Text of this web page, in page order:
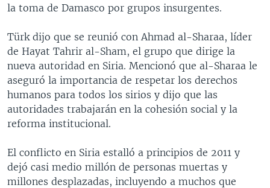
la toma de Damasco por grupos insurgentes.
Türk dijo que se reunió con Ahmad al-Sharaa, líder
de Hayat Tahrir al-Sham, el grupo que dirige la
nueva autoridad en Siria. Mencionó que al-Sharaa le
aseguró la importancia de respetar los derechos
humanos para todos los sirios y dijo que las
autoridades trabajarán en la cohesión social y la
reforma institucional.
El conflicto en Siria estalló a principios de 2011 y
dejó casi medio millón de personas muertas y
millones desplazadas, incluyendo a muchos que